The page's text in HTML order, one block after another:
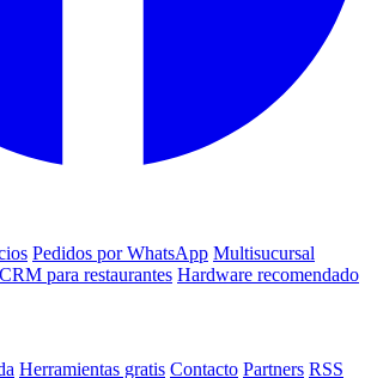
Pedidos por WhatsApp Multisucursal
CRM para restaurantes Hardware recomendado
Herramientas gratis Contacto Partners RSS